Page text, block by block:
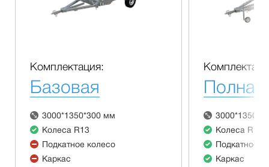
Комплектация:
Базовая
3000*1350*300 мм
Колеса R13
Подкатное колесо
Каркас
Полная
Колеса R13
Подкатное
Каркас